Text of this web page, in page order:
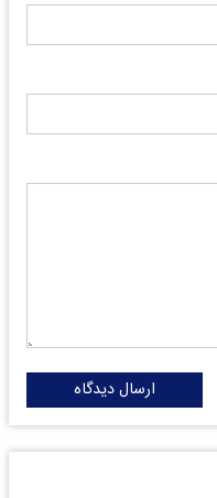
ارسال دیدگاه